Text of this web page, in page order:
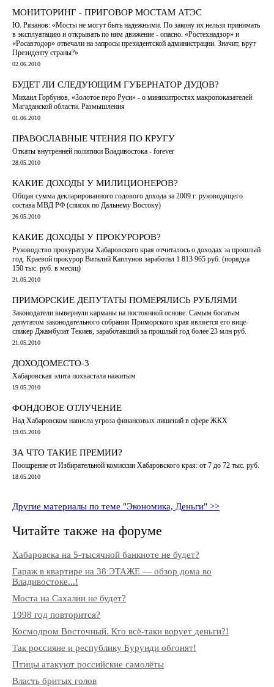
МОНИТОРИНГ - ПРИГОВОР МОСТАМ АТЭС
Ю. Рязанов: «Мосты не могут быть надежными. По закону их нельзя принимать
в эксплуатацию и открывать по ним движение - опасно. «Ростехнадзор» и
«Росавтодор» отвечали на запросы президентской администрации. Значит, врут
Президенту страны?»
02.06.2010
БУДЕТ ЛИ СЛЕДУЮЩИМ ГУБЕРНАТОР ДУДОВ?
Михаил Горбунов, «Золотое перо Руси» - о минихитростях макропоказателей
Магаданской области. Размышления
01.06.2010
ПРАВОСЛАВНЫЕ ЧТЕНИЯ ПО КРУГУ
Откаты внутренней политики Владивостока - forever
28.05.2010
КАКИЕ ДОХОДЫ У МИЛИЦИОНЕРОВ?
Общая сумма декларированного годового дохода за 2009 г. руководящего
состава МВД РФ (список по Дальнему Востоку)
26.05.2010
КАКИЕ ДОХОДЫ У ПРОКУРОРОВ?
Руководство прокуратуры Хабаровского края отчиталось о доходах за прошлый
год. Краевой прокурор Виталий Каплунов заработал 1 813 965 руб. (порядка
150 тыс. руб. в месяц)
21.05.2010
ПРИМОРСКИЕ ДЕПУТАТЫ ПОМЕРЯЛИСЬ РУБЛЯМИ
Законодатели вывернули карманы на постоянной основе. Самым богатым
депутатом законодательного собрания Приморского края является его вице-
спикер Джамбулат Текиев, заработавший за прошлый год более 23 млн руб.
21.05.2010
ДОХОДОМЕСТО-3
Хабаровская элита похвастала нажитым
19.05.2010
ФОНДОВОЕ ОТЛУЧЕНИЕ
Над Хабаровском нависла угроза финансовых лишений в сфере ЖКХ
19.05.2010
ЗА ЧТО ТАКИЕ ПРЕМИИ?
Поощрение от Избирательной комиссии Хабаровского края: от 7 до 72 тыс. руб.
18.05.2010
Другие материалы по теме "Экономика, Деньги" >>
Читайте также на форуме
Хабаровска на 5-тысячной банкноте не будет?
Гараж в квартире на 38 ЭТАЖЕ — обзор дома во
Владивостоке...!
Моста на Сахалин не будет?
1998 год повторится?
Космодром Восточный. Кто всё-таки ворует деньги?!
Так россияне и республику Бурунди обгонят!
Птицы атакуют российские самолёты
Власть бритых голов